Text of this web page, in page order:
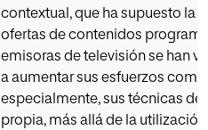
contextual, que ha supuesto la
ofertas de contenidos
emisoras de televisión se han
a aumentar sus esfuerzos
especialmente, sus técnicas
propia, más allá de la